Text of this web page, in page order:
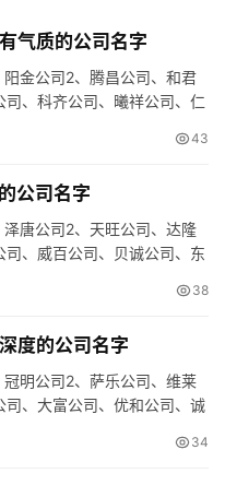
气质的公司名字
金公司2、腾昌公司、和君
、科齐公司、曦祥公司、仁
43
公司名字
唐公司2、天旺公司、达隆
、威百公司、贝诚公司、东
38
度的公司名字
明公司2、萨乐公司、维莱
、大富公司、优和公司、诚
34